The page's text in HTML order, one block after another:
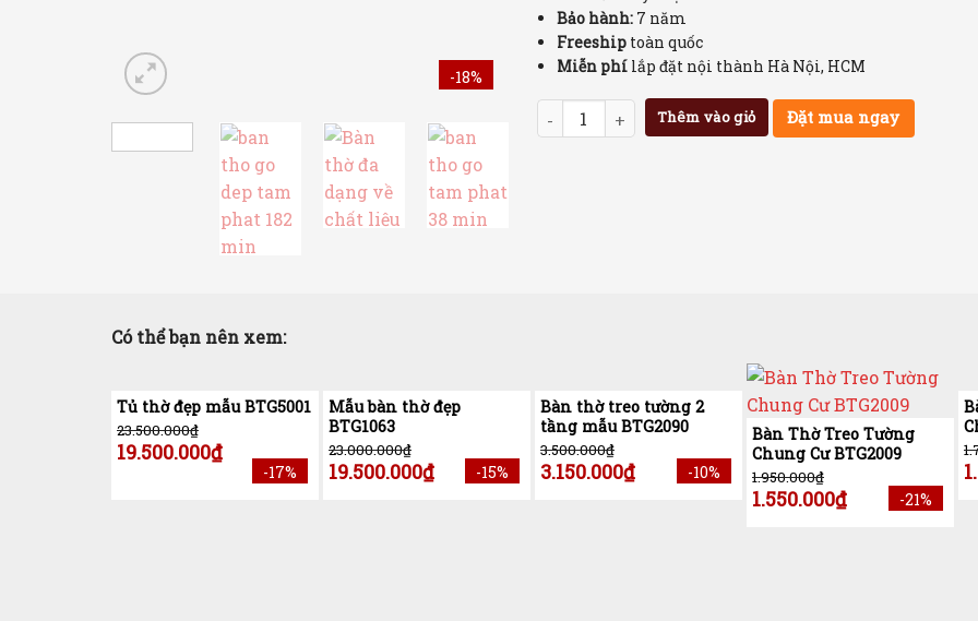
-18%
Bảo hành: 7 năm
Freeship toàn quốc
Miễn phí lắp đặt nội thành Hà Nội, HCM
Số lượng Thêm vào giỏ Đặt mua ngay
Có thể bạn nên xem:
-17%
Tủ thờ đẹp mẫu BTG5001
23.500.000₫
19.500.000₫
-15%
Mẫu bàn thờ đẹp
BTG1063
23.000.000₫
19.500.000₫ -10%
Bàn thờ treo tường 2
tầng mẫu BTG2090
3.500.000₫
3.150.000₫
-21%
Bàn Thờ Treo Tường
Chung Cư BTG2009
1.950.000₫
1.550.000₫